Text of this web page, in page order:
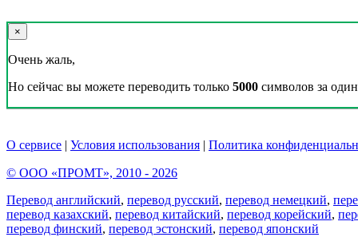
×
Очень жаль,
Но сейчас вы можете переводить только 5000 символов за один
О сервисе | Условия использования | Политика
© ООО «ПРОМТ», 2010 - 2026
Перевод английский, перевод русский, перевод немецкий,
перевод казахский, перевод китайский, перевод корейский,
перевод финский, перевод эстонский, перевод японский